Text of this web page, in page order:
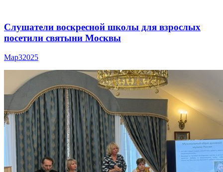
Слушатели воскресной школы для взрослых
посетили святыни Москвы
Мар32025